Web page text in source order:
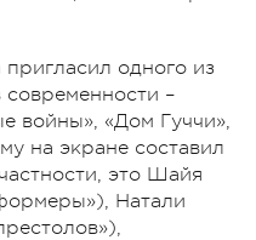
одного из
–
войны», «Дом Гуччи»,
на экране составил
это Шайя
Натали